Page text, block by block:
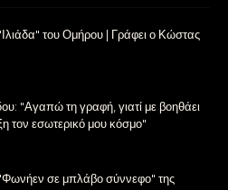
"Ιλιάδα" του Ομήρου | Γράφει ο Κώστας
"Αγαπώ τη γραφή, γιατί με βοηθάει
τον εσωτερικό μου κόσμο"
"Φωνήεν σε μπλάβο σύννεφο" της